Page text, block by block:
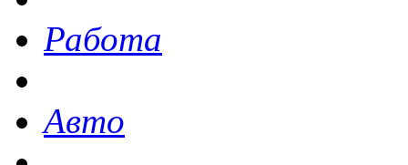
Работа
Авто